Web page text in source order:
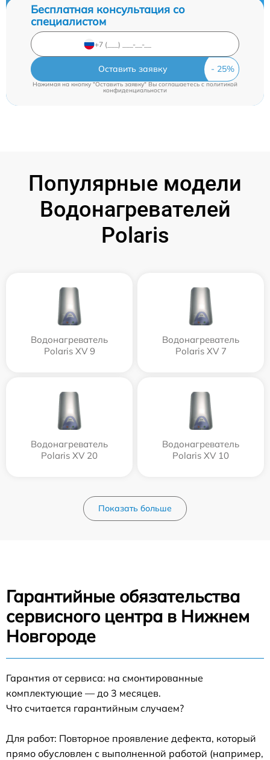
Бесплатная консультация со
специалистом
Оставить заявку
Нажимая на кнопку "Оставить заявку" Вы соглашаетесь cполитикой
конфиденциальности
Популярные модели
Водонагревателей
Polaris
Водонагреватель
Polaris XV 9
Водонагреватель
Polaris XV 7
Водонагреватель
Polaris XV 20
Водонагреватель
Polaris XV 10
Показать больше
Гарантийные обязательства
сервисного центра в Нижнем
Новгороде
Гарантия от сервиса: на смонтированные
комплектующие — до 3 месяцев.
Что считается гарантийным случаем?
Для работ: Повторное проявление дефекта, который
прямо обусловлен с выполненной работой (например,